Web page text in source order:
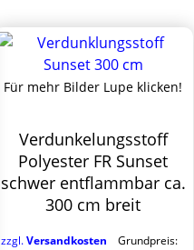
Für mehr Bilder Lupe klicken!
Verdunkelungsstoff
Polyester FR Sunset
schwer entflammbar ca.
300 cm breit
zzgl.Versandkosten Grundpreis: